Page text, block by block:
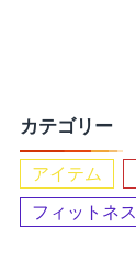
カテゴリー
アイテム
フィットネス